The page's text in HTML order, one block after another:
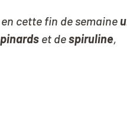
cette fin de semaine
et despiruline,